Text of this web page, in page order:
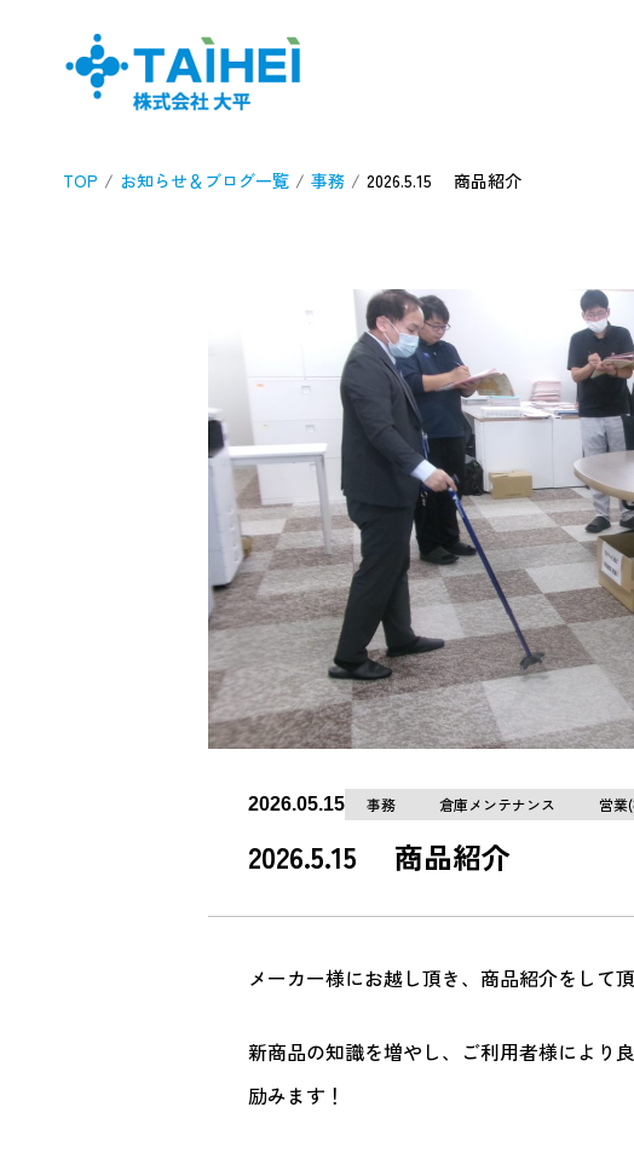
TOP お知らせ＆ブログ一覧 事務 2026.5.15 商品紹介
2026.05.15 事務 倉庫メンテナンス 営業
2026.5.15 商品紹介
メーカー様にお越し頂き、商品紹介をして頂
新商品の知識を増やし、ご利用者様により
励みます！